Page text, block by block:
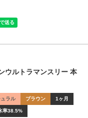
ウルトラマンスリー 本
ラル ブラウン 1ヶ月
率38.5%